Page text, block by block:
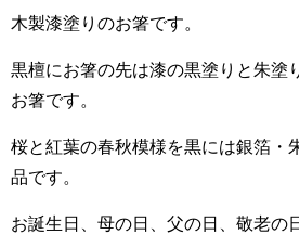
木製漆塗りのお箸です。
黒檀にお箸の先は漆の黒塗りと朱塗
お箸です。
桜と紅葉の春秋模様を黒には銀箔・
品です。
お誕生日、母の日、父の日、敬老の